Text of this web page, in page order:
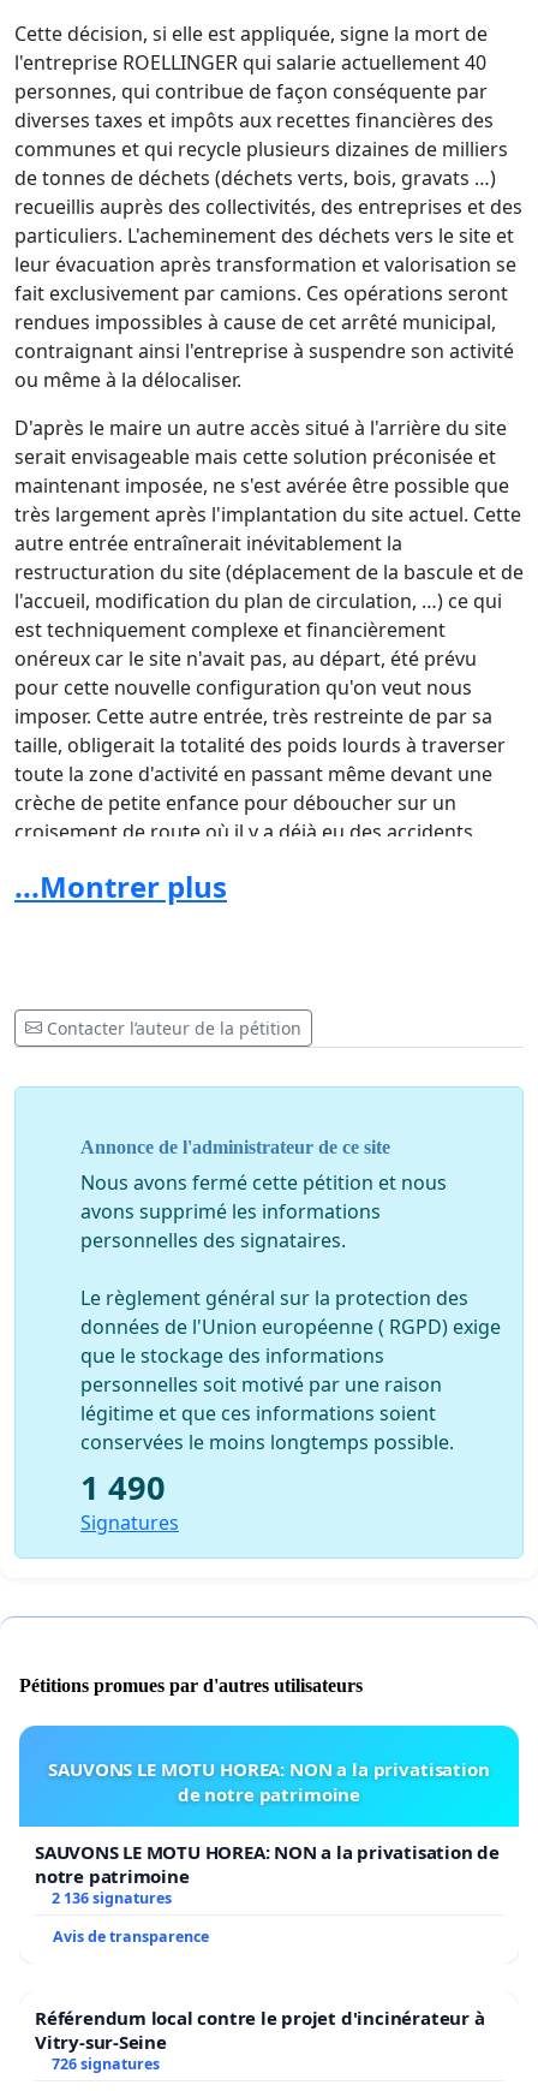
Cette décision, si elle est appliquée, signe la mort de
l'entreprise ROELLINGER qui salarie actuellement 40
personnes, qui contribue de façon conséquente par
diverses taxes et impôts aux recettes financières des
communes et qui recycle plusieurs dizaines de milliers
de tonnes de déchets (déchets verts, bois, gravats …)
recueillis auprès des collectivités, des entreprises et des
particuliers. L'acheminement des déchets vers le site et
leur évacuation après transformation et valorisation se
fait exclusivement par camions. Ces opérations seront
rendues impossibles à cause de cet arrêté municipal,
contraignant ainsi l'entreprise à suspendre son activité
ou même à la délocaliser.
D'après le maire un autre accès situé à l'arrière du site
serait envisageable mais cette solution préconisée et
maintenant imposée, ne s'est avérée être possible que
très largement après l'implantation du site actuel. Cette
autre entrée entraînerait inévitablement la
restructuration du site (déplacement de la bascule et de
l'accueil, modification du plan de circulation, …) ce qui
est techniquement complexe et financièrement
onéreux car le site n'avait pas, au départ, été prévu
pour cette nouvelle configuration qu'on veut nous
imposer. Cette autre entrée, très restreinte de par sa
taille, obligerait la totalité des poids lourds à traverser
toute la zone d'activité en passant même devant une
crèche de petite enfance pour déboucher sur un
croisement de route où il y a déjà eu des accidents
sens.
habitants des villages voisins le dépôt des déchets verts
et tout cela pour la plus grande satisfaction de tous les
usagers. Cette convention de dépôt des déchets verts
que DIETWILLER, ESCHENTZWILLER et ZIMMERSHEIM
arrivée à échéance le 1 janvier 2021
ROELLINGER n'a plus, dans le contexte actuel, la volonté
de renouveler cette convention vu les mesures
discriminatoires dont elle fait l'objet de la part de la
commune de Dietwiller représentée par son maire
Nous vous remercions par avance pour votre soutien.
En signant massivement cette pétition, vous nous
aiderez à faire en sorte que les autorités locales
sursoient à cet arrêté municipal interdisant la
circulation des poids lourds sur cette portion de rue.
Merci de partager cette pétition dans votre entourage
et sur les réseaux sociaux.
SAS GROUPE ROELLINGER - 9 rue du Bois Doré - 68440
DIETWILLER
Tel : 03 89 26 83 50 –contact@groupe-roellinger.fr
...Montrer plus
Contacter l’auteur de la pétition
Annonce de l'administrateur de ce site
Nous avons fermé cette pétition et nous
avons supprimé les informations
personnelles des signataires.
Le règlement général sur la protection des
données de l'Union européenne ( RGPD) exige
que le stockage des informations
personnelles soit motivé par une raison
légitime et que ces informations soient
conservées le moins longtemps possible.
1 490
Signatures
Pétitions promues par d'autres utilisateurs
SAUVONS LE MOTU HOREA: NON a la privatisation
de notre patrimoine
SAUVONS LE MOTU HOREA: NON a la privatisation de
notre patrimoine
2 136 signatures
Avis de transparence
Référendum local contre le projet d'incinérateur à
Vitry-sur-Seine
726 signatures